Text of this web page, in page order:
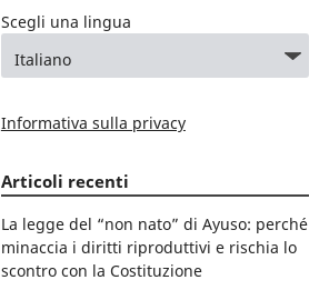
Scegli una lingua
Informativa sulla privacy
Articoli recenti
La legge del “non nato” di Ayuso: perché
minaccia i diritti riproduttivi e rischia lo
scontro con la Costituzione